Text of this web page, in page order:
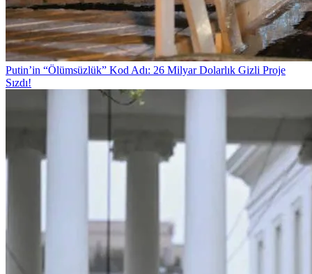
Putin’in “Ölümsüzlük” Kod Adı: 26 Milyar Dolarlık Gizli Proje
Sızdı!